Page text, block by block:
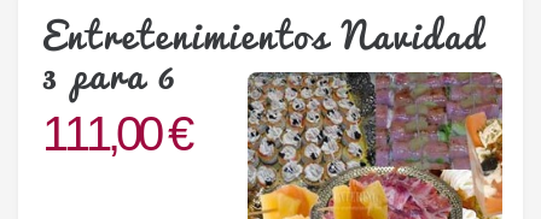
Entretenimientos Navidad
3 para 6
111,00 €